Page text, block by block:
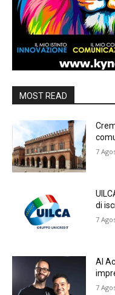
MOST READ
7
di
7
AI
7